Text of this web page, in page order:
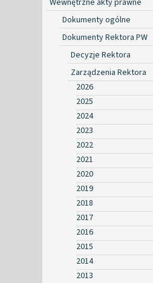
Dokumenty ogólne
Dokumenty Rektora PW
Decyzje Rektora
Zarządzenia Rektora
2026
2025
2024
2023
2022
2021
2020
2019
2018
2017
2016
2015
2014
2013